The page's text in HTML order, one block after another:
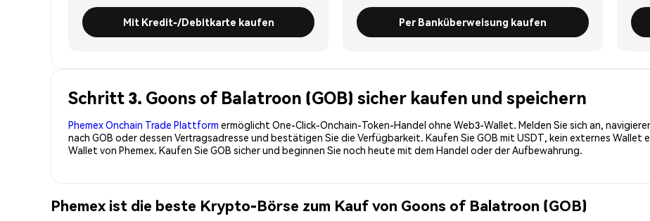
Mit Kredit-/Debitkarte kaufen Per Banküberweisung kaufen
Schritt 3. Goons of Balatroon (GOB) sicher kaufen und speichern
Phemex Onchain Trade Plattform ermöglicht One-Click-Onchain-Token-Handel ohne Web3-Wallet. Melden Sie sich an,
nach GOB oder dessen Vertragsadresse und bestätigen Sie die Verfügbarkeit. Kaufen Sie GOB mit USDT, kein externes Wallet
Wallet von Phemex. Kaufen Sie GOB sicher und beginnen Sie noch heute mit dem Handel oder der Aufbewahrung.
Phemex ist die beste Krypto-Börse zum Kauf von Goons of Balatroon (GOB)